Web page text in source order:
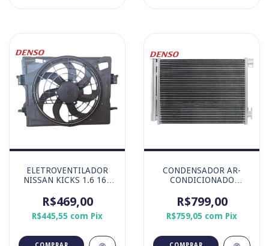
ELETROVENTILADOR
NISSAN KICKS 1.6 16V
R$469,00
R$445,55 com Pix
CONDENSADOR AR-
CONDICIONADO
MOTOR ASPIRADO
R$799,00
R$759,05 com Pix